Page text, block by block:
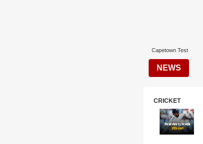
Capetown Test
NEWS
CRICKET